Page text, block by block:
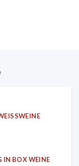
IN BOX WEINE